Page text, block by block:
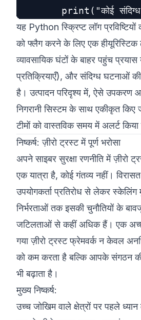
यह Python स्क्रिप्ट लॉग प्रविष्टियों
को फ्लैग करने के लिए एक
व्यावसायिक घंटों के बाहर पहुंच
प्रतिक्रियाएँ), और संदिग्ध घटनाओं
है। उत्पादन परिदृश्य में, ऐसे उपकरण
निगरानी सिस्टम के साथ एकीकृत किए
टीमों को वास्तविक समय में अलर्ट
निष्कर्ष: ज़ीरो ट्रस्ट में पूर्ण भरोसा
अपने साइबर सुरक्षा रणनीति में ज़ीरो
एक यात्रा है, कोई गंतव्य नहीं।
उपयोगकर्ता प्रतिरोध से लेकर स्केलिंग
निर्भरताओं तक इसकी चुनौतियों के
जटिलताओं से कहीं अधिक हैं। एक
गया ज़ीरो ट्रस्ट फ्रेमवर्क न केवल
को कम करता है बल्कि आपके संगठन
भी बढ़ाता है।
मुख्य निष्कर्ष:
उच्च जोखिम वाले क्षेत्रों पर पहले